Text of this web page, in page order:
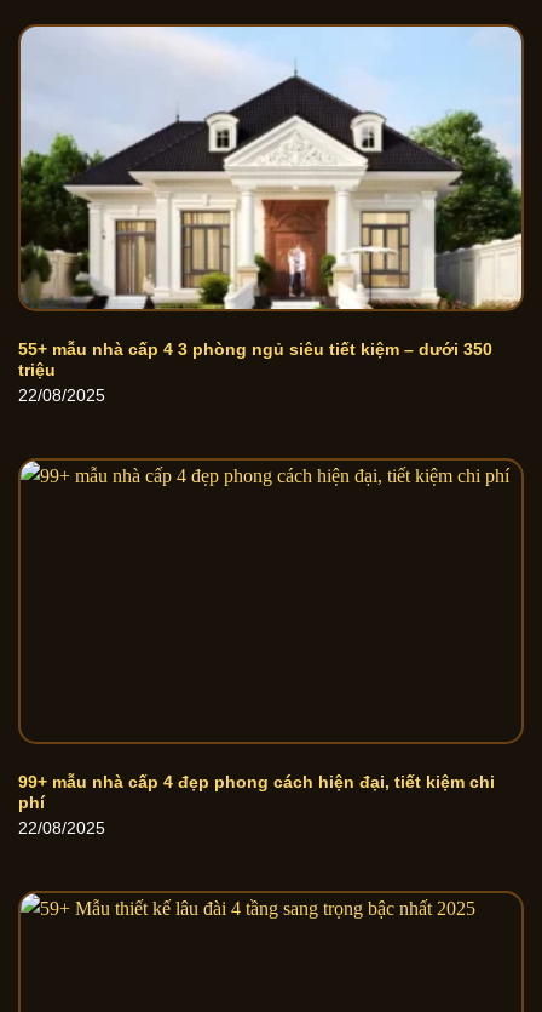
55+ mẫu nhà cấp 4 3 phòng ngủ siêu tiết kiệm – dưới 350
triệu
22/08/2025
99+ mẫu nhà cấp 4 đẹp phong cách hiện đại, tiết kiệm chi
phí
22/08/2025